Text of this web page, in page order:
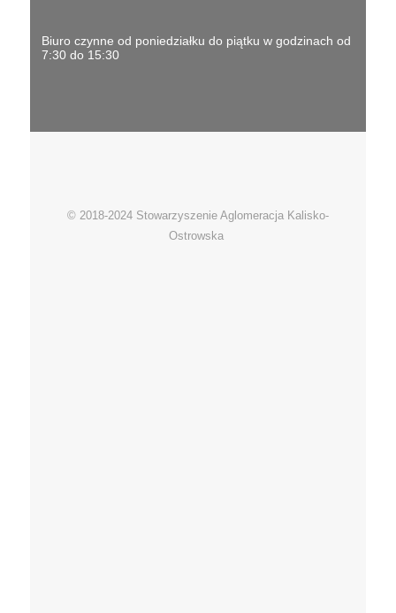
Biuro czynne od poniedziałku do piątku w godzinach od
7:30 do 15:30
© 2018-2024 Stowarzyszenie Aglomeracja Kalisko-
Ostrowska